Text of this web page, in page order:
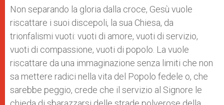
Non separando la gloria dalla croce, Gesù vuole
riscattare i suoi discepoli, la sua Chiesa, da
trionfalismi vuoti: vuoti di amore, vuoti di servizio,
vuoti di compassione, vuoti di popolo. La vuole
riscattare da una immaginazione senza limiti che non
sa mettere radici nella vita del Popolo fedele o, che
sarebbe peggio, crede che il servizio al Signore le